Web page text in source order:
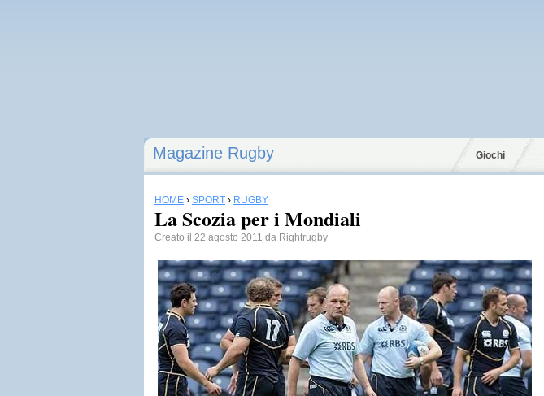
Magazine Rugby Giochi
HOME › SPORT › RUGBY
La Scozia per i Mondiali
Creato il 22 agosto 2011 da Rightrugby